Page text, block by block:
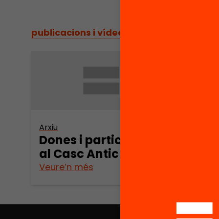
publicacions i vídeos
Arxiu
Dones i participació
al Casc Antic
Veure’n més